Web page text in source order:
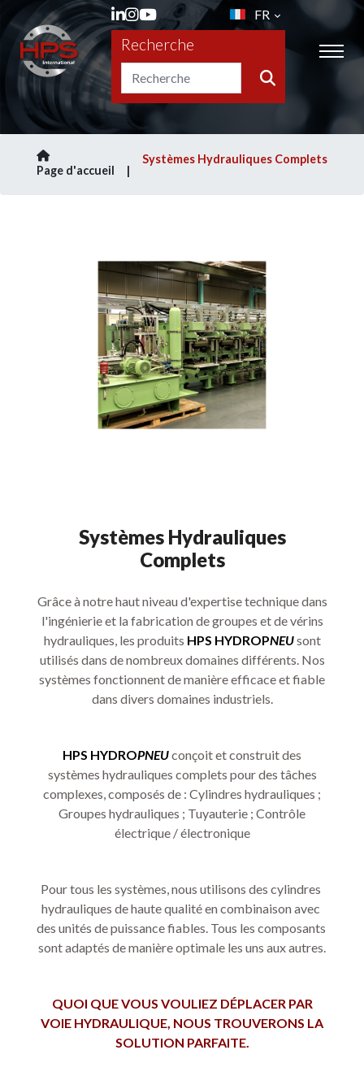
FR
Recherche
Page d'accueil
Systèmes Hydrauliques Complets
Systèmes Hydrauliques
Complets
Grâce à notre haut niveau d'expertise technique dans
l'ingénierie et la fabrication de groupes et de vérins
hydrauliques, les produits HPS HYDROPNEUsont
utilisés dans de nombreux domaines différents. Nos
systèmes fonctionnent de manière efficace et fiable
dans divers domaines industriels.
HPS HYDROPNEUconçoit et construit des
systèmes hydrauliques complets pour des tâches
complexes, composés de : Cylindres hydrauliques ;
Groupes hydrauliques ; Tuyauterie ; Contrôle
électrique / électronique
Pour tous les systèmes, nous utilisons des cylindres
hydrauliques de haute qualité en combinaison avec
des unités de puissance fiables. Tous les composants
sont adaptés de manière optimale les uns aux autres.
QUOI QUE VOUS VOULIEZ DÉPLACER PAR
VOIE HYDRAULIQUE, NOUS TROUVERONS LA
SOLUTION PARFAITE.